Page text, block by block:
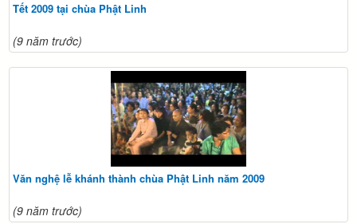
Tết 2009 tại chùa Phật Linh
(9 năm trước)
Văn nghệ lễ khánh thành chùa Phật Linh năm 2009
(9 năm trước)